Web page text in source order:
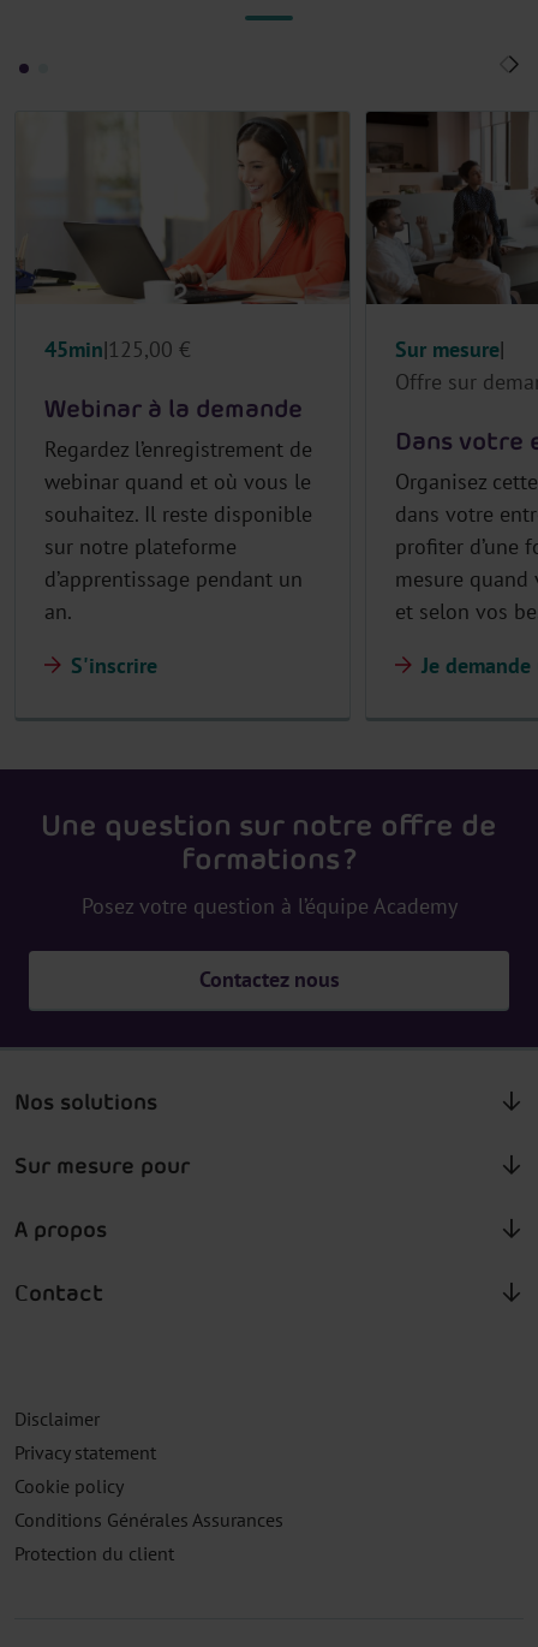
45min 125,00 €
Webinar à la demande
Regardez l’enregistrement de
webinar quand et où vous le
souhaitez. Il reste disponible
sur notre plateforme
d’apprentissage pendant un
an.
S'inscrire
Sur mesure
Offre sur
Dans votre
Organisez
dans votre
profiter d’une
mesure quand
et selon vos
Je
Une question sur notre offre de
formations ?
Posez votre question à l’équipe Academy
Contactez nous
Nos solutions
Sur mesure pour
A propos
Contact
Disclaimer
Privacy statement
Cookie policy
Conditions Générales Assurances
Protection du client